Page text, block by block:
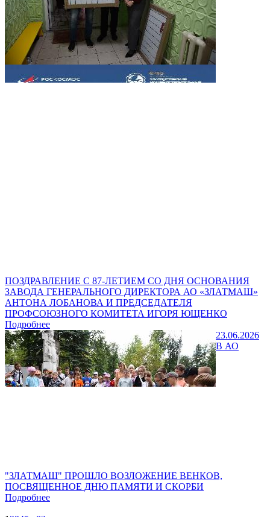
ПОЗДРАВЛЕНИЕ С 87-ЛЕТИЕМ СО ДНЯ ОСНОВАНИЯ
ЗАВОДА ГЕНЕРАЛЬНОГО ДИРЕКТОРА АО «ЗЛАТМАШ»
АНТОНА ЛОБАНОВА И ПРЕДСЕДАТЕЛЯ
ПРОФСОЮЗНОГО КОМИТЕТА ИГОРЯ ЮЩЕНКО
Подробнее
23.06.2026
В АО
"ЗЛАТМАШ" ПРОШЛО ВОЗЛОЖЕНИЕ ВЕНКОВ,
ПОСВЯЩЕННОЕ ДНЮ ПАМЯТИ И СКОРБИ
Подробнее